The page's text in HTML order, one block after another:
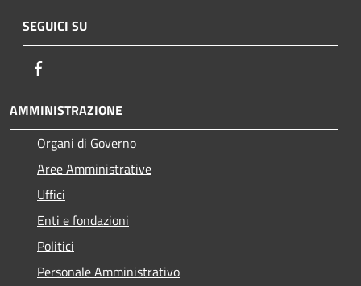
SEGUICI SU
AMMINISTRAZIONE
Organi di Governo
Aree Amministrative
Uffici
Enti e fondazioni
Politici
Personale Amministrativo